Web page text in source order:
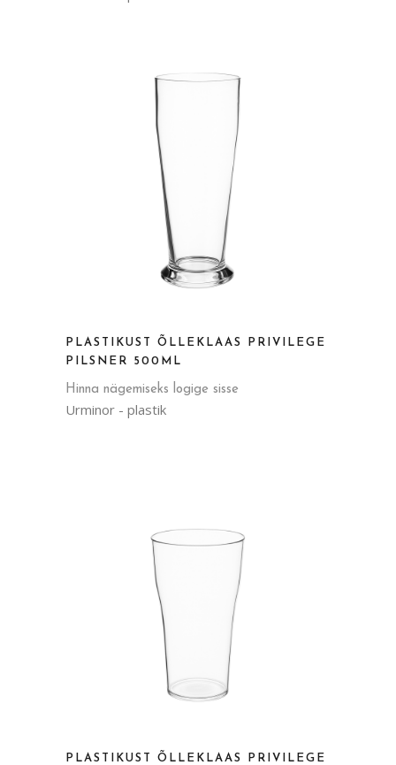
Urminor - plastik
PLASTIKUST ÕLLEKLAAS PRIVILEGE
PILSNER 500ML
Hinna nägemiseks logige sisse
PLASTIKUST ÕLLEKLAAS PRIVILEGE